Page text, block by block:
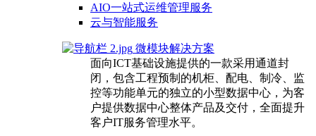
AIO一站式运维管理服务
云与智能服务
微模块解决方案
面向ICT基础设施提供的一款采用通道封
闭，包含工程预制的机柜、配电、制冷、监
控等功能单元的独立的小型数据中心，为客
户提供数据中心整体产品及交付，全面提升
客户IT服务管理水平。